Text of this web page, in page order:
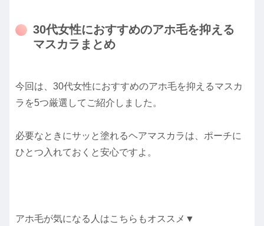
30代女性におすすめのアホ毛を抑える
マスカラまとめ
今回は、30代女性におすすめのアホ毛を抑えるマスカ
ラを5つ厳選してご紹介しました。
必要なときにサッと塗れるヘアマスカラは、ポーチに
ひとつ入れておくと安心ですよ。
アホ毛が気になる人はこちらもオススメ▼